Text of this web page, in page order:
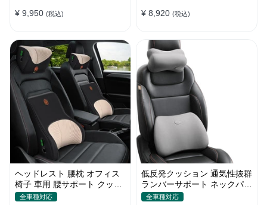
¥ 9,950 (税込) ¥ 8,920 (税込)
ヘッドレスト 腰枕 オフィス
椅子 車用 腰サポート クッシ
ョン 取付バンド
全車種対応
低反発クッション 通気性抜群
ランバーサポート ネックパッ
ド 背もたれ 車用 おしゃれ
全車種対応